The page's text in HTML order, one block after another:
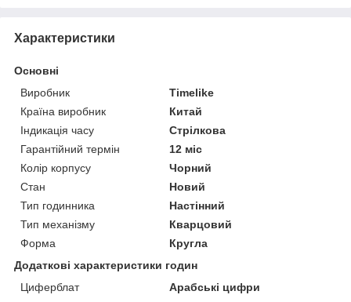
Характеристики
Основні
Виробник
Timelike
Країна виробник
Китай
Індикація часу
Стрілкова
Гарантійний термін
12 міс
Колір корпусу
Чорний
Стан
Новий
Тип годинника
Настінний
Тип механізму
Кварцовий
Форма
Кругла
Додаткові характеристики годин
Циферблат
Арабські цифри